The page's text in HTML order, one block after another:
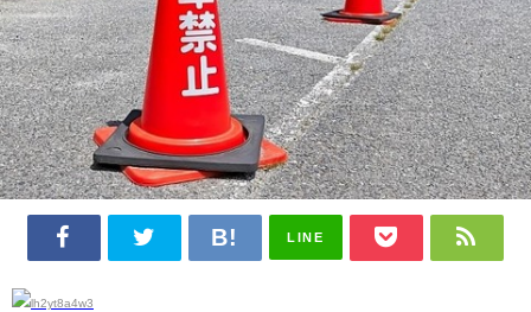
LINE